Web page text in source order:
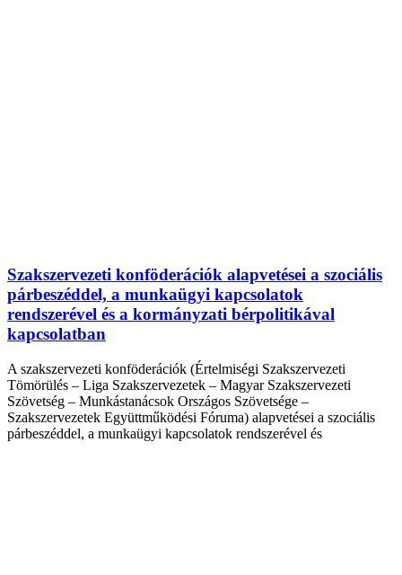
Szakszervezeti konföderációk alapvetései a szociális
párbeszéddel, a munkaügyi kapcsolatok
rendszerével és a kormányzati bérpolitikával
kapcsolatban
A szakszervezeti konföderációk (Értelmiségi Szakszervezeti
Tömörülés – Liga Szakszervezetek – Magyar Szakszervezeti
Szövetség – Munkástanácsok Országos Szövetsége –
Szakszervezetek Együttműködési Fóruma) alapvetései a szociális
párbeszéddel, a munkaügyi kapcsolatok rendszerével és